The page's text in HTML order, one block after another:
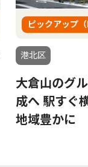
ピックアップ（
港北区
大倉山のグ
成へ 駅すぐ
地域豊かに